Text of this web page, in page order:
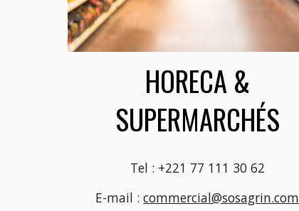
HORECA &
SUPERMARCHÉS
Tel : +221 77 111 30 62
E-mail :commercial@sosagrin.com